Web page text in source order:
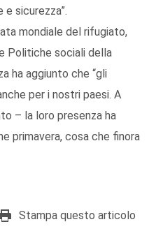
sicurezza”.
mondiale del rifugiato,
Politiche sociali della
ha aggiunto che “gli
per i nostri paesi. A
– la loro presenza ha
primavera, cosa che finora
Stampa questo articolo